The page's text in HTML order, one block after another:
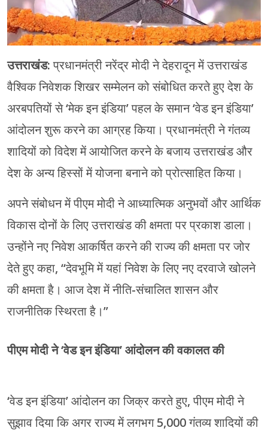
उत्तराखंड:प्रधानमंत्री नरेंद्र मोदी ने देहरादून में उत्तराखंड
वैश्विक निवेशक शिखर सम्मेलन को संबोधित करते हुए देश के
अरबपतियों से ‘मेक इन इंडिया’ पहल के समान ‘वेड इन इंडिया’
आंदोलन शुरू करने का आग्रह किया। प्रधानमंत्री ने गंतव्य
शादियों को विदेश में आयोजित करने के बजाय उत्तराखंड और
देश के अन्य हिस्सों में योजना बनाने को प्रोत्साहित किया।
अपने संबोधन में पीएम मोदी ने आध्यात्मिक अनुभवों और आर्थिक
विकास दोनों के लिए उत्तराखंड की क्षमता पर प्रकाश डाला।
उन्होंने नए निवेश आकर्षित करने की राज्य की क्षमता पर जोर
देते हुए कहा, “देवभूमि में यहां निवेश के लिए नए दरवाजे खोलने
की क्षमता है। आज देश में नीति-संचालित शासन और
राजनीतिक स्थिरता है।”
पीएम मोदी ने ‘वेड इन इंडिया’ आंदोलन की वकालत की
‘वेड इन इंडिया’ आंदोलन का जिक्र करते हुए, पीएम मोदी ने
सुझाव दिया कि अगर राज्य में लगभग 5,000 गंतव्य शादियों की
बागेश्वर
हरिद्वार